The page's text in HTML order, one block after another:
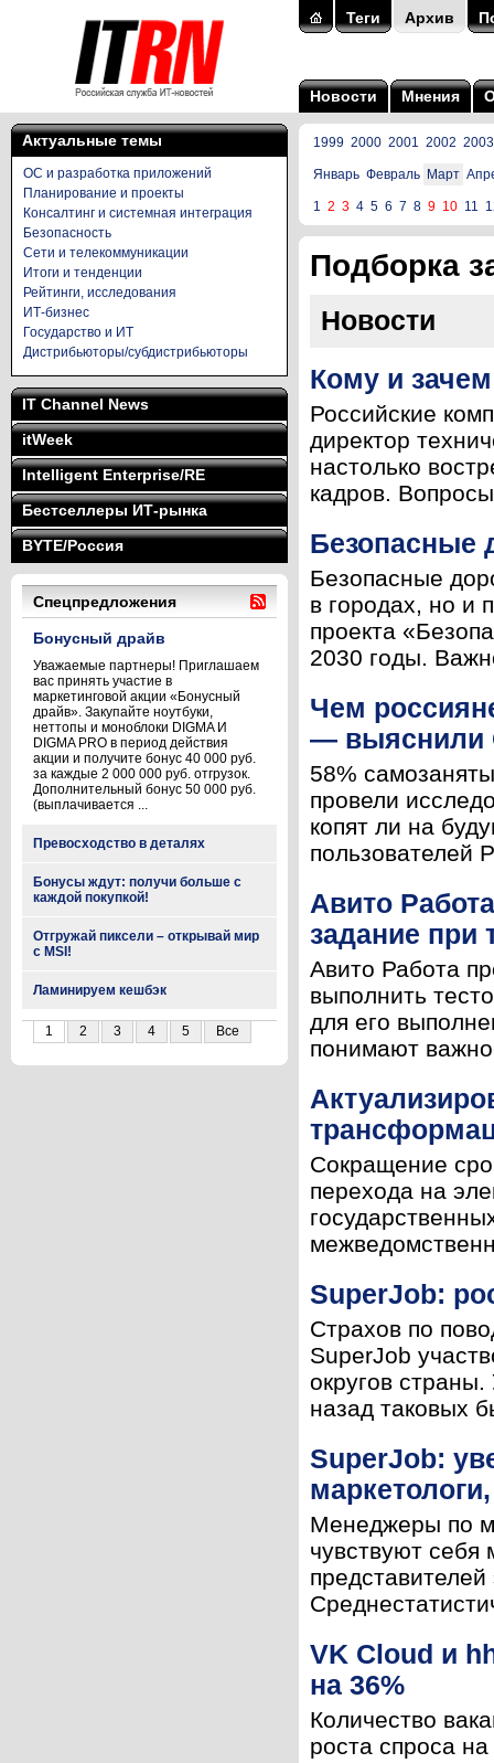
Теги Архив
Новости Мнения
Актуальные темы
ОС и разработка приложений
Планирование и проекты
Консалтинг и системная интеграция
Безопасность
Сети и телекоммуникации
Итоги и тенденции
Рейтинги, исследования
ИТ-бизнес
Государство и ИТ
Дистрибьюторы/субдистрибьюторы
IT Channel News
itWeek
Intelligent Enterprise/RE
Бестселлеры ИТ-рынка
BYTE/Россия
Спецпредложения
Бонусный драйв
Уважаемые партнеры! Приглашаем
вас принять участие в
маркетинговой акции «Бонусный
драйв». Закупайте ноутбуки,
неттопы и моноблоки DIGMA И
DIGMA PRO в период действия
акции и получите бонус 40 000 руб.
за каждые 2 000 000 руб. отгрузок.
Дополнительный бонус 50 000 руб.
(выплачивается ...
Превосходство в деталях
Бонусы ждут: получи больше с
каждой покупкой!
Отгружай пиксели – открывай мир
с MSI!
Ламинируем кешбэк
1 2 3 4 5 Все
1999 2000 2001 2002 2003
Январь Февраль Март
1 2 3 4 5 6 7 8 9 10 11
Подборка
Новости
Кому и
Российские
директор
настолько
кадров.
Безопасные
Безопасные
в городах, но и
проекта
2030 годы.
Чем
— выяснили
58%
провели
копят ли на
пользователей
Авито
задание при
Авито Работа
выполнить
для его
понимают
Сокращение
перехода на
SuperJob:
Страхов по
SuperJob
округов
назад таковых
SuperJob:
Менеджеры по
чувствуют себя
VK Cloud и
на 36%
Количество
роста спроса